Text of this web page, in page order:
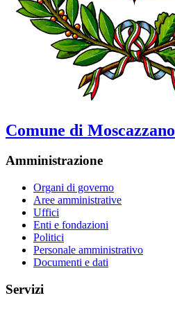
Comune di Moscazzano
Amministrazione
Organi di governo
Aree amministrative
Uffici
Enti e fondazioni
Politici
Personale amministrativo
Documenti e dati
Servizi